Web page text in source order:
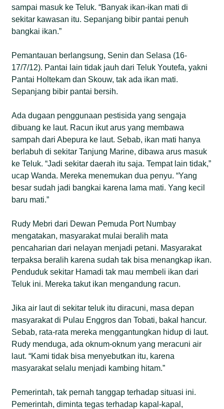
sampai masuk ke Teluk. “Banyak ikan-ikan mati di
sekitar kawasan itu. Sepanjang bibir pantai penuh
bangkai ikan.”
Pemantauan berlangsung, Senin dan Selasa (16-
17/7/12). Pantai lain tidak jauh dari Teluk Youtefa, yakni
Pantai Holtekam dan Skouw, tak ada ikan mati.
Sepanjang bibir pantai bersih.
Ada dugaan penggunaan pestisida yang sengaja
dibuang ke laut. Racun ikut arus yang membawa
sampah dari Abepura ke laut. Sebab, ikan mati hanya
berlabuh di sekitar Tanjung Marine, dibawa arus masuk
ke Teluk. “Jadi sekitar daerah itu saja. Tempat lain tidak,”
ucap Wanda. Mereka menemukan dua penyu. “Yang
besar sudah jadi bangkai karena lama mati. Yang kecil
baru mati.”
Rudy Mebri dari Dewan Pemuda Port Numbay
mengatakan, masyarakat mulai beralih mata
pencaharian dari nelayan menjadi petani. Masyarakat
terpaksa beralih karena sudah tak bisa menangkap ikan.
Penduduk sekitar Hamadi tak mau membeli ikan dari
Teluk ini. Mereka takut ikan mengandung racun.
Jika air laut di sekitar teluk itu diracuni, masa depan
masyarakat di Pulau Enggros dan Tobati, bakal hancur.
Sebab, rata-rata mereka menggantungkan hidup di laut.
Rudy menduga, ada oknum-oknum yang meracuni air
laut. “Kami tidak bisa menyebutkan itu, karena
masyarakat selalu menjadi kambing hitam.”
Pemerintah, tak pernah tanggap terhadap situasi ini.
Pemerintah, diminta tegas terhadap kapal-kapal,